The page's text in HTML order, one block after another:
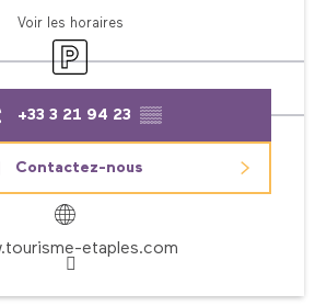
Voir les horaires
Parking
+33 3 21 94 23 ▒▒
Contactez-nous
etaples.com